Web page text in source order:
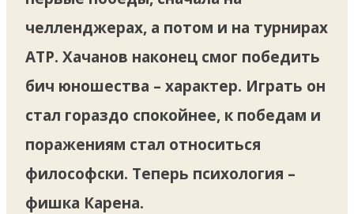
челленджерах, а потом и на турнирах
ATP. Хачанов наконец смог победить
бич юношества – характер. Играть он
стал гораздо спокойнее, к победам и
поражениям стал относиться
философски. Теперь психология –
фишка Карена.